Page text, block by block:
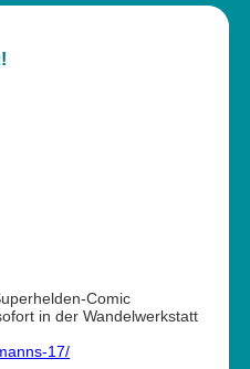
Comic
in der Wandelwerkstatt
17/